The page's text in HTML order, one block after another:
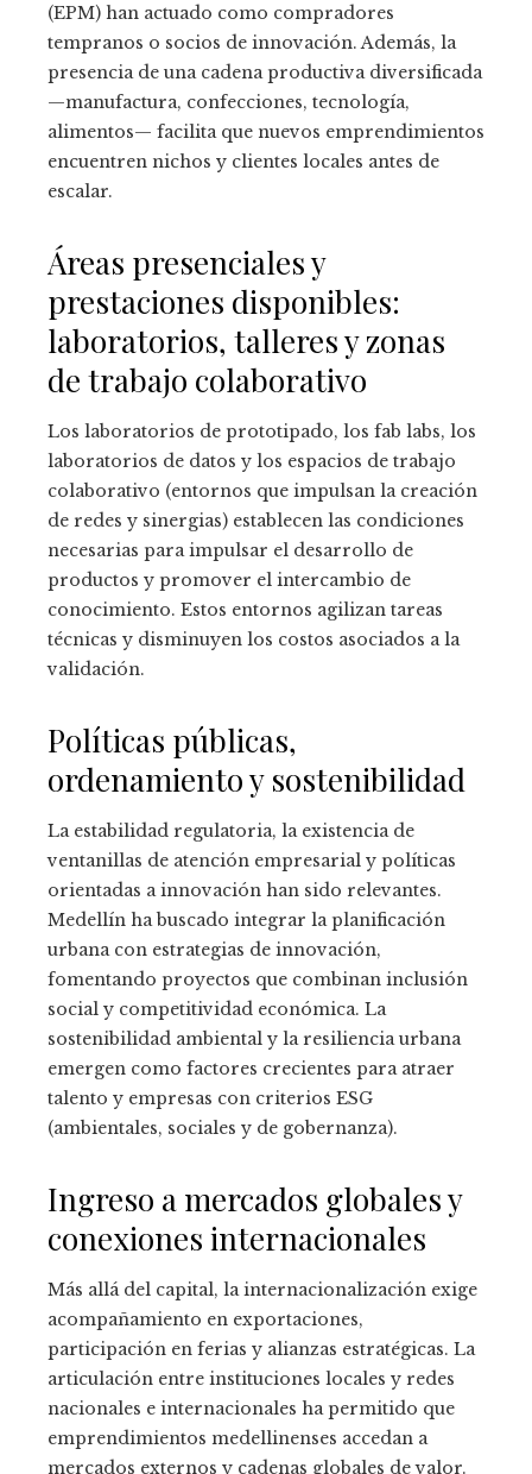
(EPM) han actuado como compradores
tempranos o socios de innovación. Además, la
presencia de una cadena productiva diversificada
—manufactura, confecciones, tecnología,
alimentos— facilita que nuevos emprendimientos
encuentren nichos y clientes locales antes de
escalar.
Áreas presenciales y
prestaciones disponibles:
laboratorios, talleres y zonas
de trabajo colaborativo
Los laboratorios de prototipado, los fab labs, los
laboratorios de datos y los espacios de trabajo
colaborativo (entornos que impulsan la creación
de redes y sinergias) establecen las condiciones
necesarias para impulsar el desarrollo de
productos y promover el intercambio de
conocimiento. Estos entornos agilizan tareas
técnicas y disminuyen los costos asociados a la
validación.
Políticas públicas,
ordenamiento y sostenibilidad
La estabilidad regulatoria, la existencia de
ventanillas de atención empresarial y políticas
orientadas a innovación han sido relevantes.
Medellín ha buscado integrar la planificación
urbana con estrategias de innovación,
fomentando proyectos que combinan inclusión
social y competitividad económica. La
sostenibilidad ambiental y la resiliencia urbana
emergen como factores crecientes para atraer
talento y empresas con criterios ESG
(ambientales, sociales y de gobernanza).
Ingreso a mercados globales y
conexiones internacionales
Más allá del capital, la internacionalización exige
acompañamiento en exportaciones,
participación en ferias y alianzas estratégicas. La
articulación entre instituciones locales y redes
nacionales e internacionales ha permitido que
emprendimientos medellinenses accedan a
mercados externos y cadenas globales de valor.